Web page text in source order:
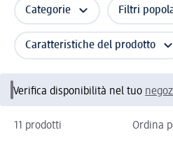
Categorie Filtri
Caratteristiche del prodotto
Verifica disponibilità nel tuo
11 prodotti Ordina